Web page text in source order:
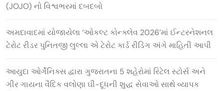
(JOJO) નો વિશ્વભરમાં દબદબો
અમદાવાદમાં યોજાયેલા ‘ઓકલ્ટ કોન્ક્લેવ 2026’માં ઈન્ટરનેશનલ
ટેરોટ રીડર પુનિતજી લુલ્લા એ ટેરોટ કાર્ડ રીડિંગ અંગે માહિતી આપી
આયુદા ઓર્ગેનિક્સ દ્વારા ગુજરાતના 5 શહેરોમાં રિટેલ સ્ટોર્સ અને
ગીર ગાયના વૈદિક વલોણા ઘી-દૂધની શુદ્ધ સેવાઓ સાથે વ્યાપક